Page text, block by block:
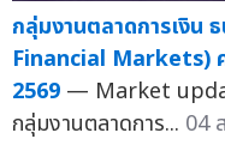
กลุ่มงานตลาดการเงิน
Financial Markets) ค่
2569 — Market
กลุ่มงานตลาดการ... 04